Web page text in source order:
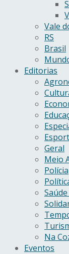
Vale
RS
Brasil
Editorias
Geral
Meio
Polícia
Na
Eventos